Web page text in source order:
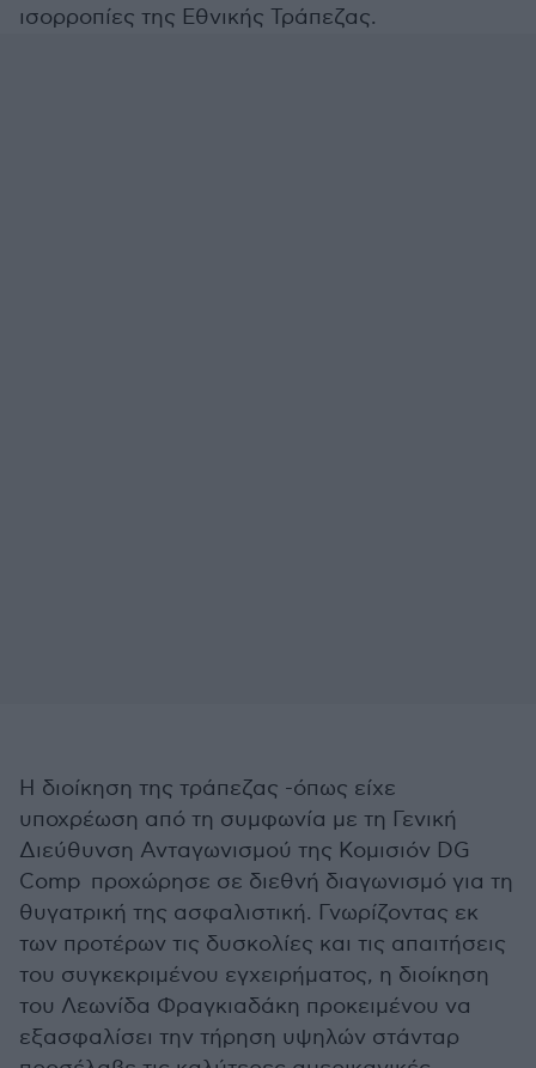
ισορροπίες της Εθνικής Τράπεζας.
Η διοίκηση της τράπεζας -όπως είχε
υποχρέωση από τη συμφωνία με τη Γενική
Διεύθυνση Ανταγωνισμού της Κομισιόν DG
Comp προχώρησε σε διεθνή διαγωνισμό για τη
θυγατρική της ασφαλιστική. Γνωρίζοντας εκ
των προτέρων τις δυσκολίες και τις απαιτήσεις
του συγκεκριμένου εγχειρήματος, η διοίκηση
του Λεωνίδα Φραγκιαδάκη προκειμένου να
εξασφαλίσει την τήρηση υψηλών στάνταρ